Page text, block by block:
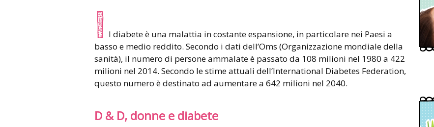
I l diabete è una malattia in costante espansione, in particolare nei Paesi a
basso e medio reddito. Secondo i dati dell’Oms (Organizzazione mondiale della
sanità), il numero di persone ammalate è passato da 108 milioni nel 1980 a 422
milioni nel 2014. Secondo le stime attuali dell’International Diabetes Federation,
questo numero è destinato ad aumentare a 642 milioni nel 2040.
D & D, donne e diabete